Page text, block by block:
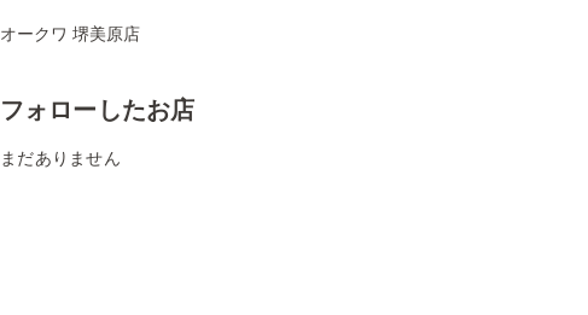
オークワ 堺美原店
フォローしたお店
まだありません